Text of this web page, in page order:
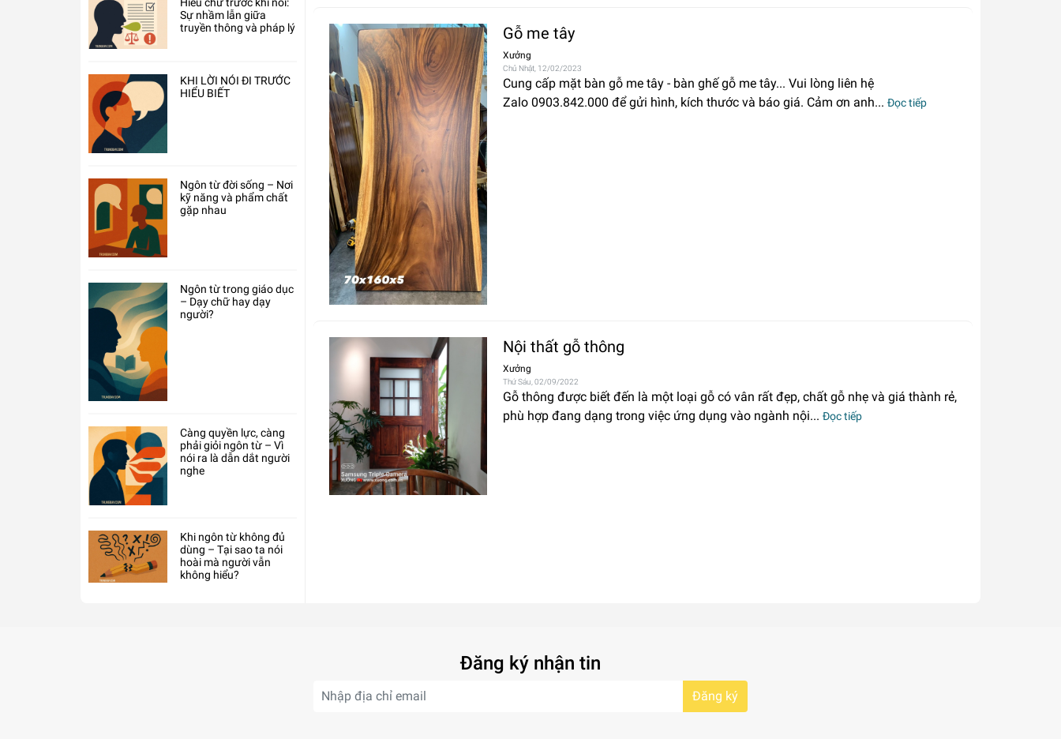
Sự nhầm lẫn giữa
truyền thông và pháp lý
KHI LỜI NÓI ĐI TRƯỚC
HIỂU BIẾT
Ngôn từ đời sống – Nơi
kỹ năng và phẩm chất
gặp nhau
Ngôn từ trong giáo dục
– Dạy chữ hay dạy
người?
Càng quyền lực, càng
phải giỏi ngôn từ – Vì
nói ra là dẫn dắt người
nghe
Khi ngôn từ không đủ
dùng – Tại sao ta nói
hoài mà người vẫn
không hiểu?
Gỗ me tây
Xưởng
Chủ Nhật, 12/02/2023
Cung cấp mặt bàn gỗ me tây - bàn ghế gỗ me tây... Vui lòng liên hệ
Zalo 0903.842.000 để gửi hình, kích thước và báo giá. Cảm ơn anh... Đọc tiếp
Nội thất gỗ thông
Xưởng
Thứ Sáu, 02/09/2022
Gỗ thông được biết đến là một loại gỗ có vân rất đẹp, chất gỗ nhẹ và giá thành rẻ,
phù hợp đang dạng trong việc ứng dụng vào ngành nội... Đọc tiếp
Đăng ký nhận tin
Đăng ký